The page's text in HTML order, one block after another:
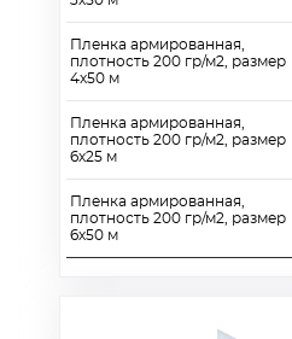
Пленка армированная,
плотность 200 гр/м2, размер
4х50 м
Пленка армированная,
плотность 200 гр/м2, размер
6х25 м
Пленка армированная,
плотность 200 гр/м2, размер
6х50 м